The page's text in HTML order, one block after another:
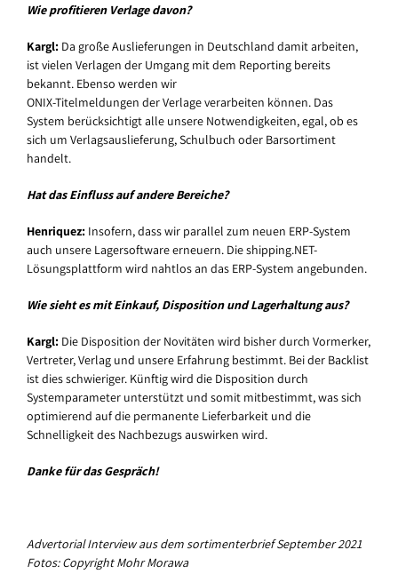
Wie profitieren Verlage davon?
Kargl: Da große Auslieferungen in Deutschland damit arbeiten,
ist vielen Verlagen der Umgang mit dem Reporting bereits
bekannt. Ebenso werden wir
ONIX-Titelmeldungen der Verlage verarbeiten können. Das
System berücksichtigt alle unsere Notwendigkeiten, egal, ob es
sich um Verlagsauslieferung, Schulbuch oder Barsortiment
handelt.
Hat das Einfluss auf andere Bereiche?
Henriquez: Insofern, dass wir parallel zum neuen ERP-System
auch unsere Lagersoftware erneuern. Die shipping.NET-
Lösungsplattform wird nahtlos an das ERP-System angebunden.
Wie sieht es mit Einkauf, Disposition und Lagerhaltung aus?
Kargl: Die Disposition der Novitäten wird bisher durch Vormerker,
Vertreter, Verlag und unsere Erfahrung bestimmt. Bei der Backlist
ist dies schwieriger. Künftig wird die Disposition durch
Systemparameter unterstützt und somit mitbestimmt, was sich
optimierend auf die permanente Lieferbarkeit und die
Schnelligkeit des Nachbezugs auswirken wird.
Danke für das Gespräch!
Advertorial Interview aus dem sortimenterbrief September 2021
Fotos: Copyright Mohr Morawa